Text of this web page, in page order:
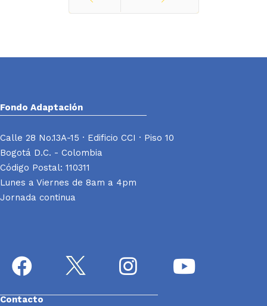
Fondo Adaptación
Calle 28 No.13A-15 · Edificio CCI · Piso 10
Bogotá D.C. - Colombia
Código Postal: 110311
Lunes a Viernes de 8am a 4pm
Jornada continua
Contacto